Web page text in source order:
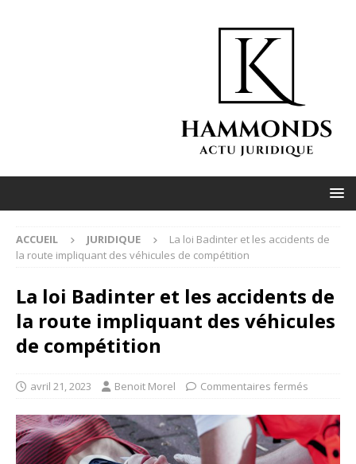
ACCUEIL JURIDIQUE
La loi Badinter et les accidents de
la route impliquant des véhicules de compétition
La loi Badinter et les accidents de
la route impliquant des véhicules
de compétition
avril 21, 2023 Benoit Morel Commentaires fermés